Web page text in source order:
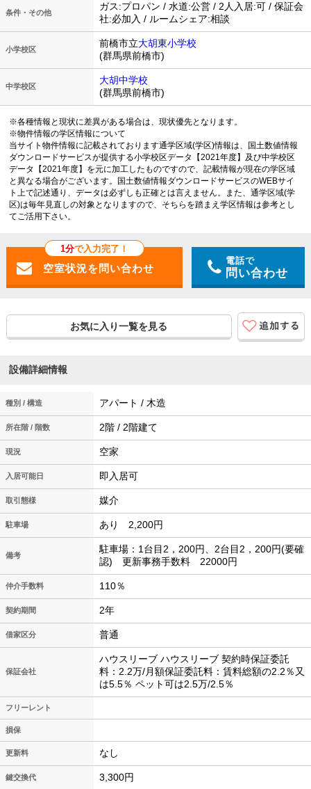
条件・その他
ガス:プロパン / 水道:公営 / 2人入居:可 / 保証会
社:必加入 / ルームシェア:相談
小学校区
前橋市立大胡東小学校
(群馬県前橋市)
中学校区
大胡中学校
(群馬県前橋市)
※各種情報と現状に差異がある場合は、現状優先となります。
※物件情報の学区情報について
当サイト物件情報に記載されております通学区域(学区)情報は、国土数値情報
ダウンロードサービスが提供する小学校区データ【2021年度】及び中学校区
データ【2021年度】を元に加工したものですので、記載情報が現在の学区域
と異なる場合がございます。国土数値情報ダウンロードサービスのWEBサイ
ト上で記述通り、データは必ずしも正確とは言えません。また、通学区域(学
区)は毎年見直しの対象となりますので、そちらを踏まえ学区情報は参考とし
てご活用下さい。
1分で入力完了！
電話で
問い合わせ
お気に入り一覧を見る
設備詳細情報
種別 / 構造 アパート / 木造
所在階 / 階数 2階 / 2階建て
現況 空家
入居可能日 即入居可
取引態様 媒介
駐車場 あり 2,200円
備考
駐車場：1台目2，200円、2台目2，200円(要確
認) 更新事務手数料 22000円
仲介手数料 110％
契約期間 2年
借家区分 普通
保証会社
ハウスリーブ ハウスリーブ 契約時保証委託
料：2.2万/月額保証委託料：賃料総額の2.2％又
は5.5％ ペット可は2.5万/2.5％
フリーレント
損保
更新料 なし
鍵交換代 3,300円